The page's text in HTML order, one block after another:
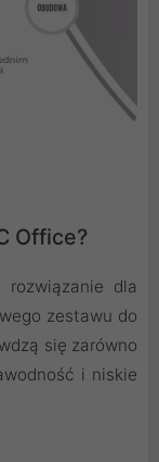
Office?
dla
zestawu do
się zarówno
i niskie